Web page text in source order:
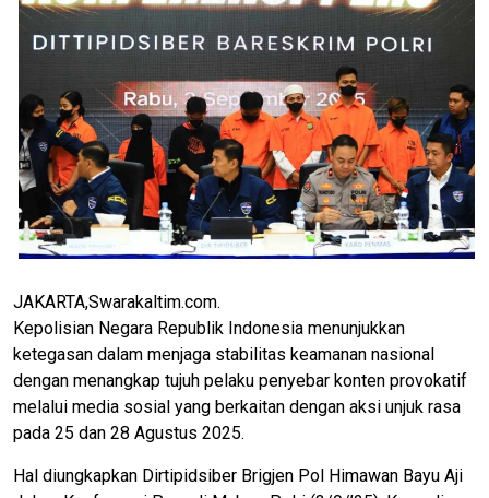
JAKARTA,Swarakaltim.com.
Kepolisian Negara Republik Indonesia menunjukkan
ketegasan dalam menjaga stabilitas keamanan nasional
dengan menangkap tujuh pelaku penyebar konten provokatif
melalui media sosial yang berkaitan dengan aksi unjuk rasa
pada 25 dan 28 Agustus 2025.
Hal diungkapkan Dirtipidsiber Brigjen Pol Himawan Bayu Aji